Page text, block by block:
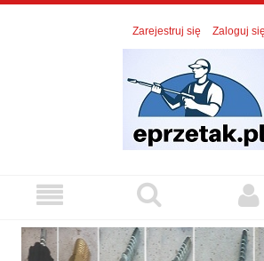
Zarejestruj się Zaloguj się